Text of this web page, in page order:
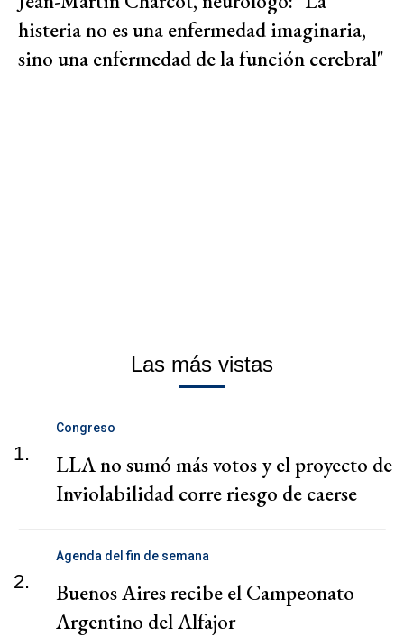
histeria no es una enfermedad imaginaria,
sino una enfermedad de la función cerebral"
Las más vistas
1.
Congreso
LLA no sumó más votos y el proyecto de
Inviolabilidad corre riesgo de caerse
2.
Agenda del fin de semana
Buenos Aires recibe el Campeonato
Argentino del Alfajor